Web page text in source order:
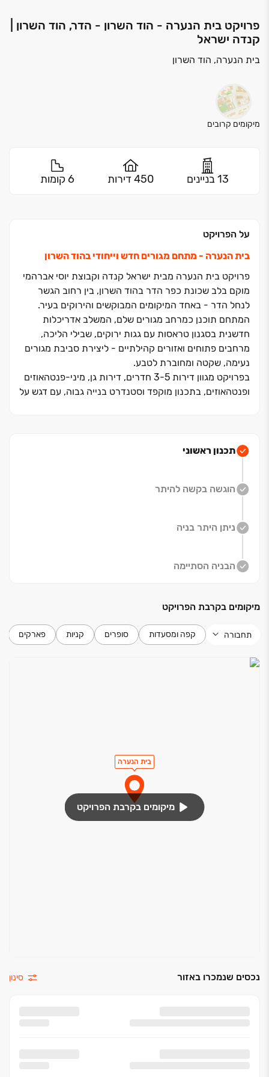
פרויקט בית הנערה - הוד השרון - הדר, הוד השרון |
קנדה ישראל
בית הנערה, הוד השרון
מיקומים קרובים
13 בניינים 450 דירות 6 קומות
על הפרויקט
בית הנערה ‏- מתחם מגורים חדש וייחודי בהוד השרון
פרויקט בית הנערה מבית ישראל קנדה וקבוצת יוסי אברהמי
מוקם בלב שכונת כפר הדר בהוד השרון, בין רחוב הגשר
לנחל הדר - באחד המיקומים המבוקשים והירוקים בעיר.
המתחם תוכנן כמרחב מגורים שלם, המשלב אדריכלות
חדשנית בסגנון טראסות עם גגות ירוקים, שבילי הליכה,
מרחבים פתוחים ואזורים קהילתיים - ליצירת סביבת מגורים
נעימה, שקטה ומחוברת לטבע.
בפרויקט מגוון דירות ‏3-5 חדרים, דירות גן, מיני-פנטהאוזים
ופנטהאוזים, בתכנון מוקפד וסטנדרט בנייה גבוה, עם דגש על
מרכזי תרבות, פנאי וקולינריה, וכן קרבה לערים רעננה,
בשילוב נגישות נוחה למרכזי העיר והאזור.
תכנון ראשוני
הוגשה בקשה להיתר
ניתן היתר בניה
הבניה הסתיימה
מיקומים בקרבת הפרויקט
תחבורה קפה ומסעדות סופרים קניות פארקים
בית הנערה
מיקומים בקרבת הפרויקט
נכסים שנמכרו באזור סינון